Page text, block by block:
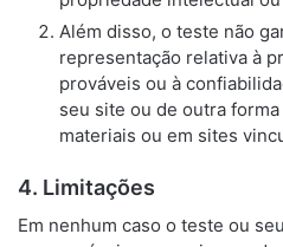
Além disso, o teste não
representação relativa à
prováveis ​​ou à
seu site ou de outra
materiais ou em sites
4. Limitações
Em nenhum caso o teste ou